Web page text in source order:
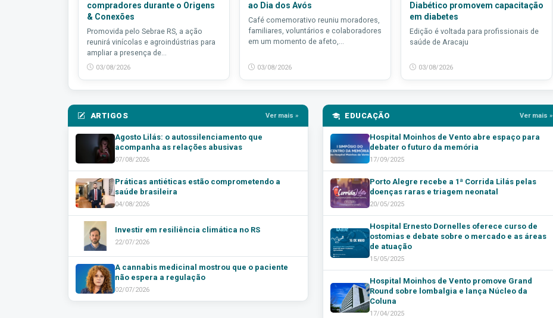
compradores durante o Origens
& Conexões
Promovida pelo Sebrae RS, a ação
reunirá vinícolas e agroindústrias para
ampliar a presença de...
03/08/2026
ao Dia dos Avós
Café comemorativo reuniu moradores,
familiares, voluntários e colaboradores
em um momento de afeto,...
03/08/2026
Diabético promovem capacitação
em diabetes
Edição é voltada para profissionais de
saúde de Aracaju
03/08/2026
ARTIGOS Ver mais »
Agosto Lilás: o autossilenciamento que
acompanha as relações abusivas
07/08/2026
Práticas antiéticas estão comprometendo a
saúde brasileira
04/08/2026
Investir em resiliência climática no RS
22/07/2026
A cannabis medicinal mostrou que o paciente
não espera a regulação
02/07/2026
EDUCAÇÃO Ver mais »
Hospital Moinhos de Vento abre espaço para
debater o futuro da memória
17/09/2025
Porto Alegre recebe a 1ª Corrida Lilás pelas
doenças raras e triagem neonatal
20/05/2025
Hospital Ernesto Dornelles oferece curso de
ostomias e debate sobre o mercado e as áreas
de atuação
15/05/2025
Hospital Moinhos de Vento promove Grand
Round sobre lombalgia e lança Núcleo da
Coluna
17/04/2025